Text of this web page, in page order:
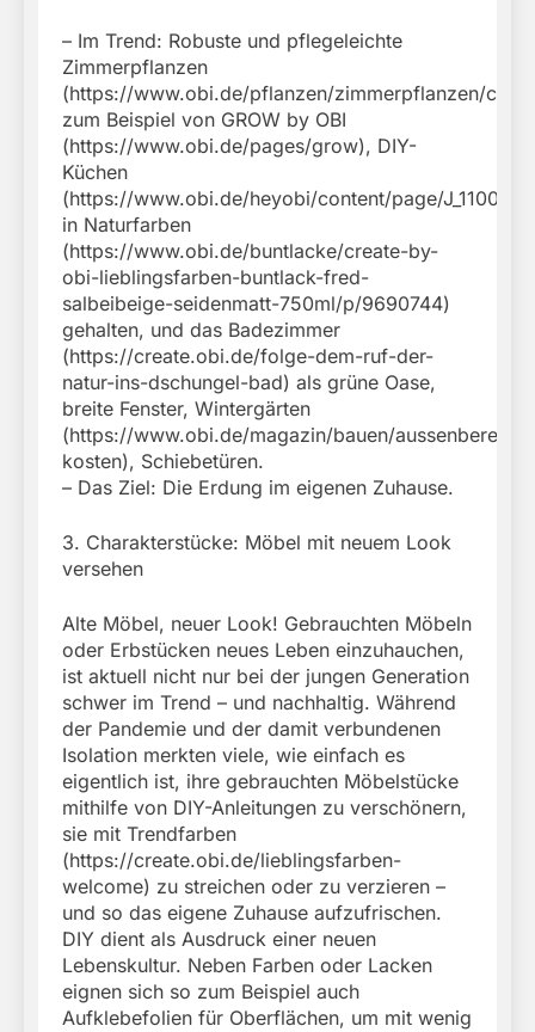
– Im Trend: Robuste und pflegeleichte
Zimmerpflanzen
(https://www.obi.de/pflanzen/zimmerpflanzen/c/
zum Beispiel von GROW by OBI
(https://www.obi.de/pages/grow), DIY-
Küchen
(https://www.obi.de/heyobi/content/page/J_11008),
in Naturfarben
(https://www.obi.de/buntlacke/create-by-
obi-lieblingsfarben-buntlack-fred-
salbeibeige-seidenmatt-750ml/p/9690744)
gehalten, und das Badezimmer
(https://create.obi.de/folge-dem-ruf-der-
natur-ins-dschungel-bad) als grüne Oase,
breite Fenster, Wintergärten
(https://www.obi.de/magazin/bauen/
kosten), Schiebetüren.
– Das Ziel: Die Erdung im eigenen Zuhause.
3. Charakterstücke: Möbel mit neuem Look
versehen
Alte Möbel, neuer Look! Gebrauchten Möbeln
oder Erbstücken neues Leben einzuhauchen,
ist aktuell nicht nur bei der jungen Generation
schwer im Trend – und nachhaltig. Während
der Pandemie und der damit verbundenen
Isolation merkten viele, wie einfach es
eigentlich ist, ihre gebrauchten Möbelstücke
mithilfe von DIY-Anleitungen zu verschönern,
sie mit Trendfarben
(https://create.obi.de/lieblingsfarben-
welcome) zu streichen oder zu verzieren –
und so das eigene Zuhause aufzufrischen.
DIY dient als Ausdruck einer neuen
Lebenskultur. Neben Farben oder Lacken
eignen sich so zum Beispiel auch
Aufklebefolien für Oberflächen, um mit wenig